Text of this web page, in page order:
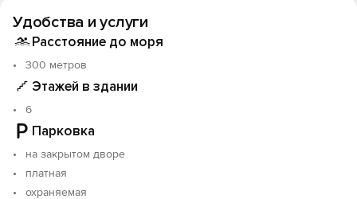
апартаменты в идеально чистом состоянии с
соблюдением всех стандартов гигиены и
гостей.
5 минут до благоустроенных пляжей и широкой
набережной.
20 ресторанов и кафе в районе 500 метров.
11 достопримечательностей в пешей доступности.
Все апартаменты с потрясающим видом на море и
панорамными окнами.
Удобства и услуги
Расстояние до моря
300 метров
Этажей в здании
6
Парковка
на закрытом дворе
платная
охраняемая